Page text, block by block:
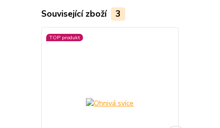
Související zboží 3
TOP produkt